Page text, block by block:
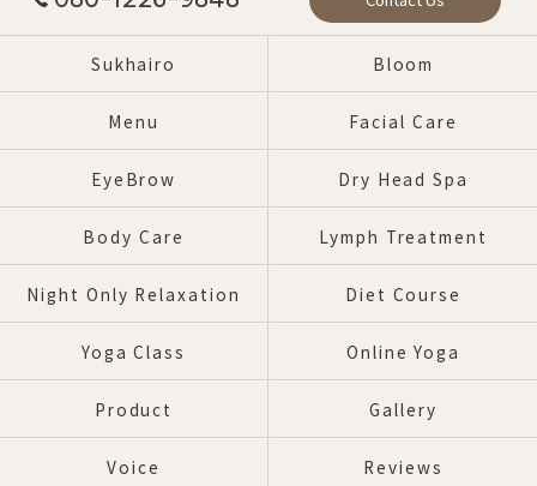
Sukhairo Bloom
Menu Facial Care
EyeBrow Dry Head Spa
Body Care Lymph Treatment
Night Only Relaxation Diet Course
Yoga Class Online Yoga
Product Gallery
Voice Reviews